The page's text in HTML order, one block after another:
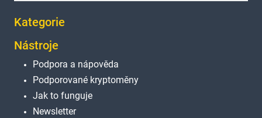
Kategorie
Nástroje
Podpora a nápověda
Podporované kryptoměny
Jak to funguje
Newsletter